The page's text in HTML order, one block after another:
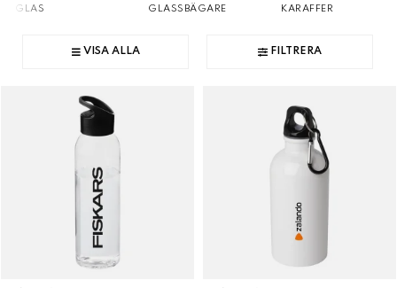
GLAS GLASSBÄGARE KARAFFER
VISA ALLA FILTRERA